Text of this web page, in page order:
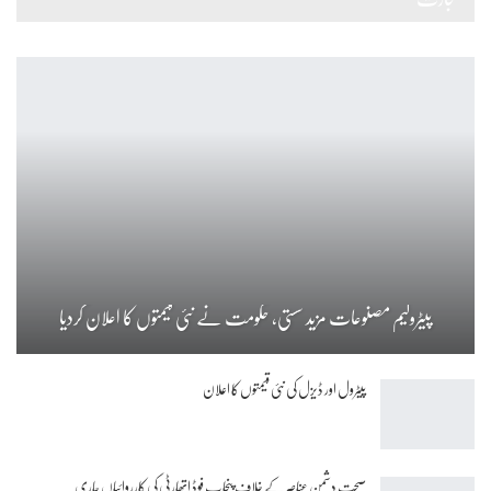
پیٹرولیم مصنوعات مزید سستی، حکومت نے نئی قیمتوں کا اعلان کردیا
پیٹرول اور ڈیزل کی نئی قیمتوں کا اعلان
صحت دشمن عناصر کے خلاف پنجاب فوڈ اتھارٹی کی کارروائیاں جاری